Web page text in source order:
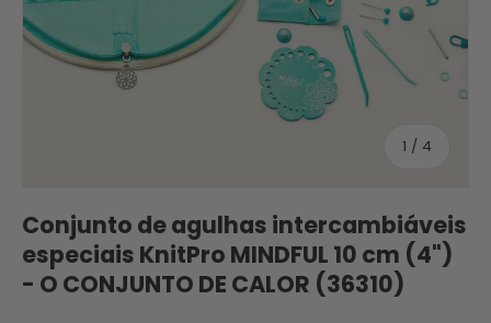
1 / de
4
Conjunto de agulhas intercambiáveis
​​especiais KnitPro MINDFUL 10 cm (4")
- O CONJUNTO DE CALOR (36310)